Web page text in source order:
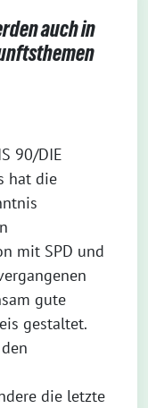
auch in
90/DIE
hat die
mit SPD und
gute
gestaltet.
die letzte